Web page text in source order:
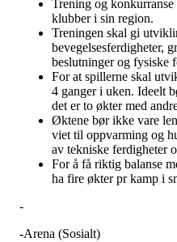
Trening og
klubber i sin region.
Treningen skal gi
bevegelsesferdigheter,
beslutninger og fysiske
For at spillerne skal
4 ganger i uken. Ideelt
det er to økter med
Øktene bør ikke vare
viet til oppvarming og
av tekniske ferdigheter
For å få riktig balanse
ha fire økter pr kamp i
-
-Arena (Sosialt)